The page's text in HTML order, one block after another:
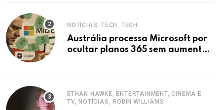
NOTÍCIAS, TECH, TECH
Austrália processa Microsoft por
ocultar planos 365 sem aumento e
ETHAN HAWKE, ENTERTAINMENT, CINEMA E
TV, NOTÍCIAS, ROBIN WILLIAMS